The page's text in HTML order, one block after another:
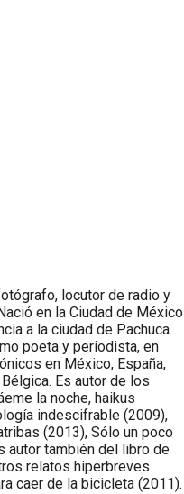
locutor de radio y
en la Ciudad de México
a la ciudad de Pachuca.
poeta y periodista, en
en México, España,
Es autor de los
la noche, haikus
indescifrable (2009),
(2013), Sólo un poco
autor también del libro de
relatos hiperbreves
caer de la bicicleta (2011).